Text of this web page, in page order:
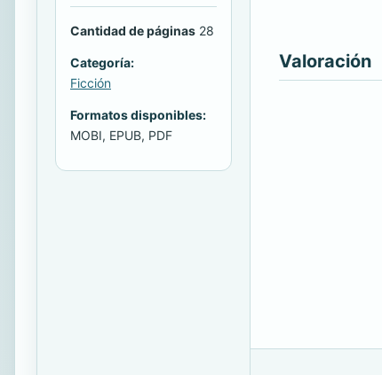
Cantidad de páginas 28
Categoría:
Ficción
Formatos disponibles:
MOBI, EPUB, PDF
Valoración